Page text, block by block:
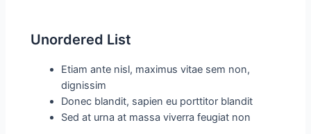
Unordered List
Etiam ante nisl, maximus vitae sem non,
dignissim
Donec blandit, sapien eu porttitor blandit
Sed at urna at massa viverra feugiat non